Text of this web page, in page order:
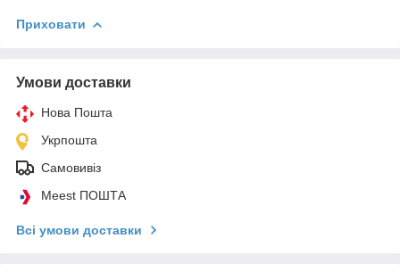
Приховати
Умови доставки
Нова Пошта
Укрпошта
Самовивіз
Meest ПОШТА
Всі умови доставки